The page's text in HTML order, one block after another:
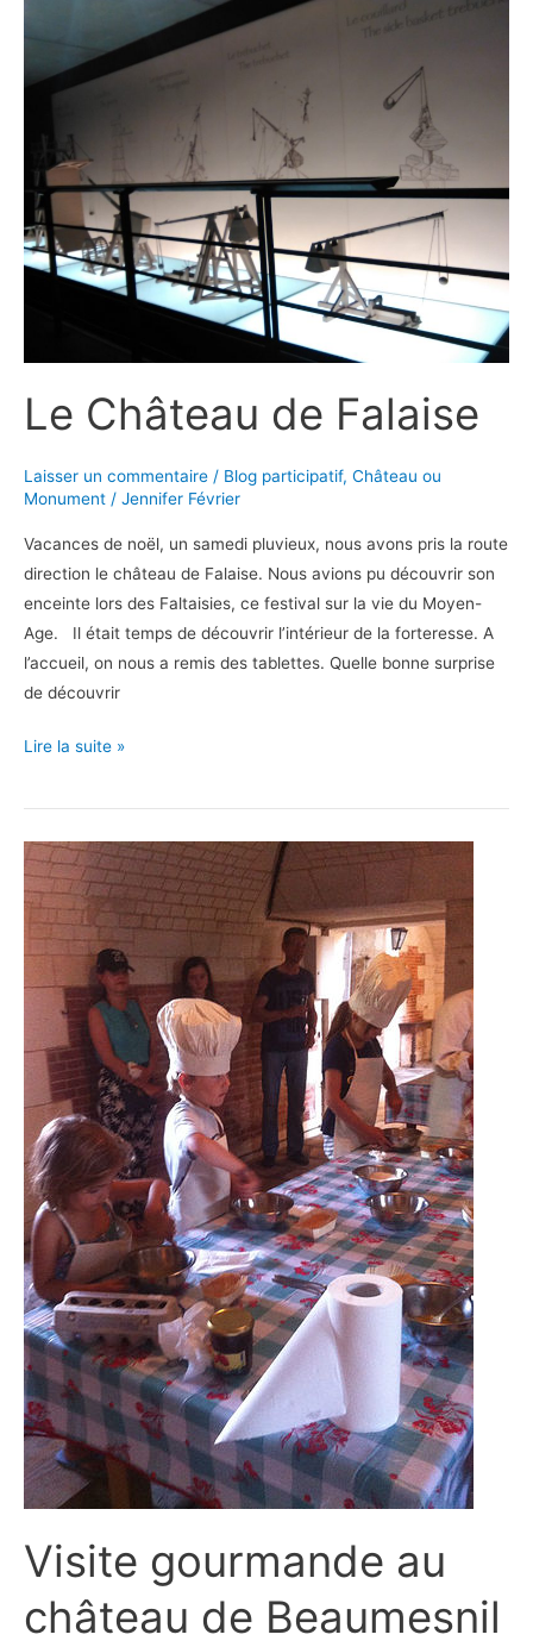
de
Le Château de Falaise
Laisser un commentaire / Blog participatif, Château ou
Monument / Jennifer Février
Vacances de noël, un samedi pluvieux, nous avons pris la route
direction le château de Falaise. Nous avions pu découvrir son
enceinte lors des Faltaisies, ce festival sur la vie du Moyen-
Age. Il était temps de découvrir l’intérieur de la forteresse. A
l’accueil, on nous a remis des tablettes. Quelle bonne surprise
de découvrir
Le
de
Lire la suite »
Visite gourmande au
château de Beaumesnil